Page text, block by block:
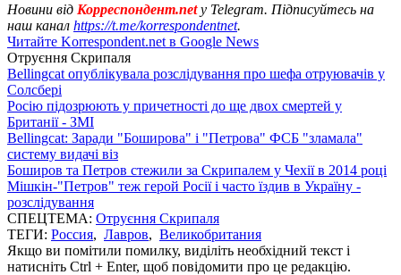
Новини від Корреспондент.netу Telegram. Підписуйтесь на
наш канал https://t.me/korrespondentnet.
Читайте Korrespondent.net в Google News
Отруєння Скрипаля
Bellingcat опублікувала розслідування про шефа отруювачів у
Солсбері
Росію підозрюють у причетності до ще двох смертей у
Британії - ЗМІ
Bellingcat: Заради "Боширова" і "Петрова" ФСБ "зламала"
систему видачі віз
Боширов та Петров стежили за Скрипалем у Чехії в 2014 році
Мішкін-"Петров" теж герой Росії і часто їздив в Україну -
розслідування
СПЕЦТЕМА: Отруєння Скрипаля
ТЕГИ: Россия, Лавров, Великобритания
Якщо ви помітили помилку, виділіть необхідний текст і
натисніть Ctrl + Enter, щоб повідомити про це редакцію.